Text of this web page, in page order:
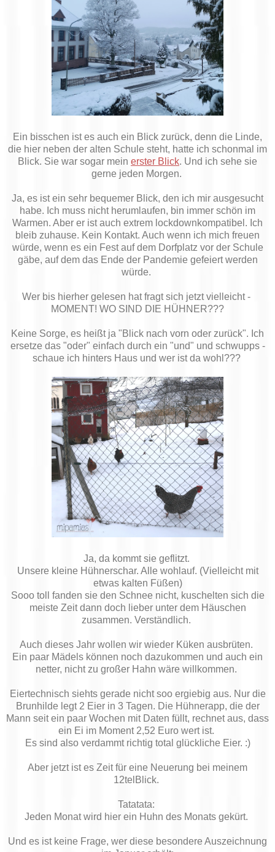
Ein bisschen ist es auch ein Blick zurück, denn die Linde,
die hier neben der alten Schule steht, hatte ich schonmal im
Blick. Sie war sogar mein erster Blick. Und ich sehe sie
gerne jeden Morgen.
Ja, es ist ein sehr bequemer Blick, den ich mir ausgesucht
habe. Ich muss nicht herumlaufen, bin immer schön im
Warmen. Aber er ist auch extrem lockdownkompatibel. Ich
bleib zuhause. Kein Kontakt. Auch wenn ich mich freuen
würde, wenn es ein Fest auf dem Dorfplatz vor der Schule
gäbe, auf dem das Ende der Pandemie gefeiert werden
würde.
Wer bis hierher gelesen hat fragt sich jetzt vielleicht -
MOMENT! WO SIND DIE HÜHNER???
Keine Sorge, es heißt ja "Blick nach vorn oder zurück". Ich
ersetze das "oder" einfach durch ein "und" und schwupps -
schaue ich hinters Haus und wer ist da wohl???
Ja, da kommt sie geflitzt.
Unsere kleine Hühnerschar. Alle wohlauf. (Vielleicht mit
etwas kalten Füßen)
Sooo toll fanden sie den Schnee nicht, kuschelten sich die
meiste Zeit dann doch lieber unter dem Häuschen
zusammen. Verständlich.
Auch dieses Jahr wollen wir wieder Küken ausbrüten.
Ein paar Mädels können noch dazukommen und auch ein
netter, nicht zu großer Hahn wäre willkommen.
Eiertechnisch siehts gerade nicht soo ergiebig aus. Nur die
Brunhilde legt 2 Eier in 3 Tagen. Die Hühnerapp, die der
Mann seit ein paar Wochen mit Daten füllt, rechnet aus, dass
ein Ei im Moment 2,52 Euro wert ist.
Es sind also verdammt richtig total glückliche Eier. :)
Aber jetzt ist es Zeit für eine Neuerung bei meinem
12telBlick.
Tatatata:
Jeden Monat wird hier ein Huhn des Monats gekürt.
Und es ist keine Frage, wer diese besondere Auszeichnung